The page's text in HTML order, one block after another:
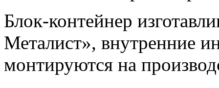
Блок-контейнер
Металист», внутренние
монтируются на